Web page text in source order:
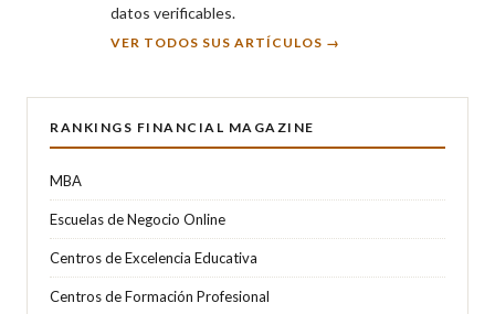
datos verificables.
VER TODOS SUS ARTÍCULOS →
RANKINGS FINANCIAL MAGAZINE
MBA
Escuelas de Negocio Online
Centros de Excelencia Educativa
Centros de Formación Profesional